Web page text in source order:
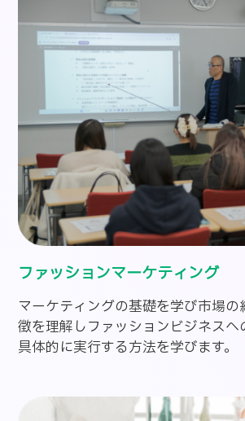
ファッションマーケティング
マーケティングの基礎を学び市場
徴を理解しファッションビジネスへ
具体的に実行する方法を学びます。